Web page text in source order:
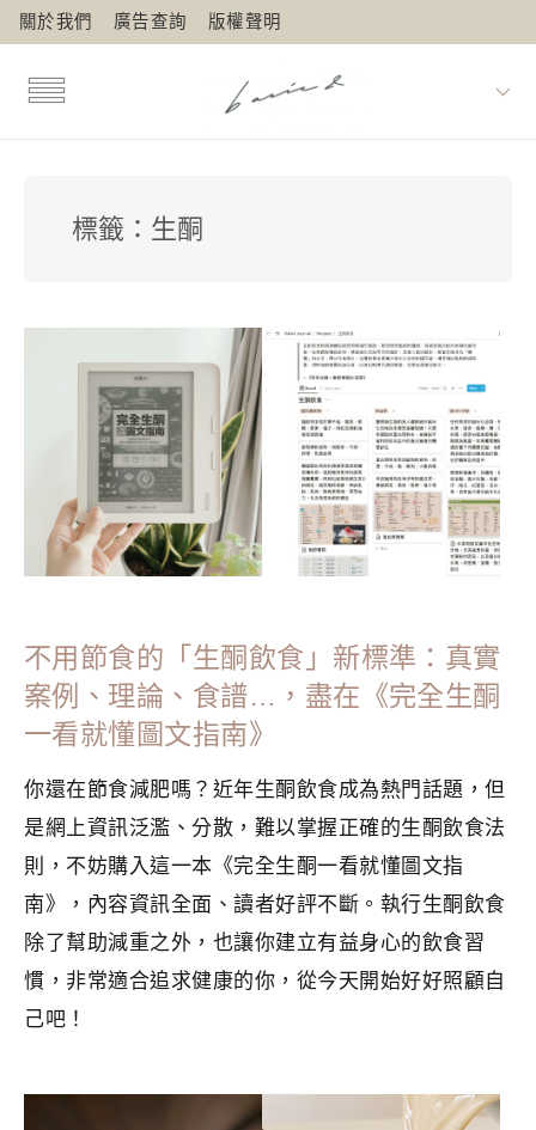
關於我們 廣告查詢 版權聲明
標籤： 生酮
不用節食的「生酮飲食」新標準：真實
案例、理論、食譜…，盡在《完全生酮
一看就懂圖文指南》
你還在節食減肥嗎？近年生酮飲食成為熱門話題，但
是網上資訊泛濫、分散，難以掌握正確的生酮飲食法
則，不妨購入這一本《完全生酮一看就懂圖文指
南》，內容資訊全面、讀者好評不斷。執行生酮飲食
除了幫助減重之外，也讓你建立有益身心的飲食習
慣，非常適合追求健康的你，從今天開始好好照顧自
己吧！
標籤： 減碳 ,減肥,生